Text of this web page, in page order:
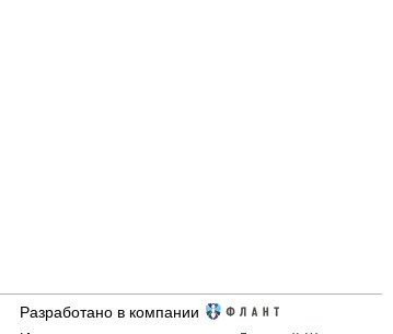
Разработано в компании